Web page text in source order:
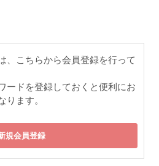
、こちらから会員登録を行って
ードを登録しておくと便利にお
ります。